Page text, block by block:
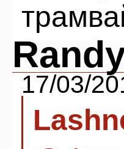
17/03/